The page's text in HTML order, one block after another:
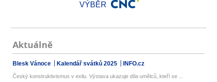
VÝBĚR
Aktuálně
Blesk Vánoce Kalendář svátků 2025 INFO.cz
Český konstruktivismus v exilu. Výstava ukazuje díla umělců, kteří se ...